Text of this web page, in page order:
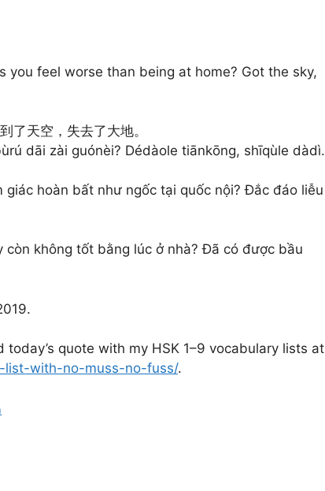
feel worse than being at home? Got the sky,
了天空，失去了大地。
dāi zài guónèi? Dédàole tiānkōng, shīqùle dàdì.
hoàn bất như ngốc tại quốc nội? Đắc đáo liễu
không tốt bằng lúc ở nhà? Đã có được bầu
quote with my HSK 1–9 vocabulary lists at
list-with-no-muss-no-fuss/.